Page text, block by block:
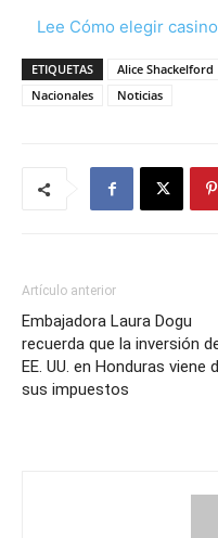
Lee Cómo elegir
ETIQUETAS Alice Shackelford
Nacionales
Noticias
Artículo anterior
Embajadora Laura Dogu
recuerda que la inversión
EE. UU. en Honduras viene
sus impuestos